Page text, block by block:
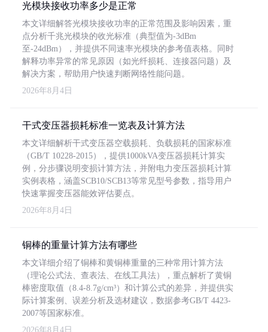
光模块接收功率多少是正常
本文详细解答光模块接收功率的正常范围及影响因素，重
点分析千兆光模块的收光标准（典型值为-3dBm
至-24dBm），并提供不同速率光模块的参考值表格。同时
解释功率异常的常见原因（如光纤损耗、连接器问题）及
解决方案，帮助用户快速判断网络性能问题。
2026年8月4日
干式变压器损耗标准一览表及计算方法
本文详细解析干式变压器空载损耗、负载损耗的国家标准
（GB/T 10228-2015），提供1000kVA变压器损耗计算实
例，分步骤说明变损计算方法，并附电力变压器损耗计算
实例表格，涵盖SCB10/SCB13等常见型号参数，指导用户
快速掌握变压器能效评估要点。
2026年8月4日
铜棒的重量计算方法有哪些
本文详细介绍了铜棒和黄铜棒重量的三种常用计算方法
（理论公式法、查表法、在线工具法），重点解析了黄铜
棒密度取值（8.4-8.7g/cm³）和计算公式的差异，并提供实
际计算案例、误差分析及选材建议，数据参考GB/T 4423-
2007等国家标准。
2026年8月4日